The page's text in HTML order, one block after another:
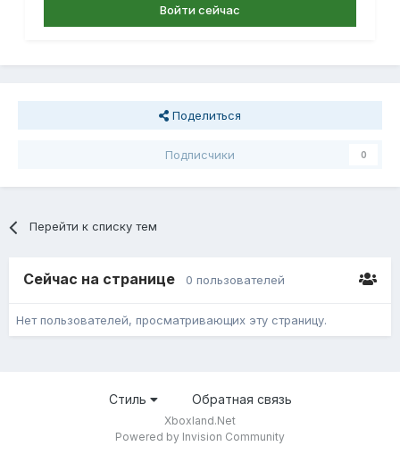
Войти сейчас
Поделиться
Подписчики 0
Перейти к списку тем
Сейчас на странице 0 пользователей
Нет пользователей, просматривающих эту страницу.
Стиль Обратная связь
Xboxland.Net
Powered by Invision Community